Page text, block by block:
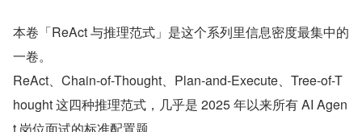
本卷「ReAct 与推理范式」是这个系列里信息密度最集中的
一卷。
ReAct、Chain-of-Thought、Plan-and-Execute、Tree-of-T
hought 这四种推理范式，几乎是 2025 年以来所有 AI Agen